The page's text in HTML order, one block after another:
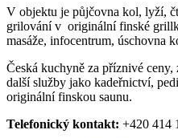
V objektu je půjčovna kol, lyží,
grilování v originální finské
masáže, infocentrum, úschovna
Česká kuchyně za příznivé
další služby jako kadeřnictví,
originální finskou saunu.
Telefonický kontakt: +420 414